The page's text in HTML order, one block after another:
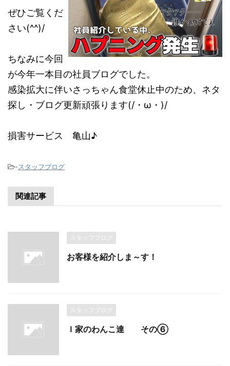
ぜひご覧くだ
さい(^^)/
ちなみに今回
が今年一本目の社員ブログでした。
感染拡大に伴いさっちゃん食堂休止中のため、ネタ
探し・ブログ更新頑張ります(/・ω・)/
損害サービス 亀山♪
-スタッフブログ
関連記事
スタッフブログ
お客様を紹介しま～す！
スタッフブログ
Ｉ家のわんこ達 その⑥